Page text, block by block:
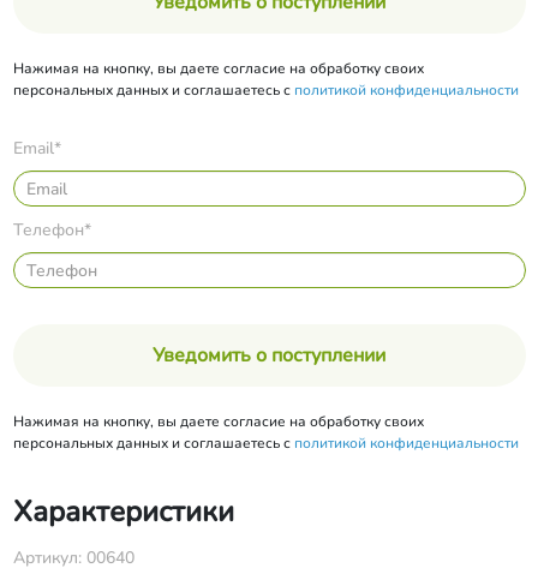
Нажимая на кнопку, вы даете согласие на обработку своих
персональных данных и соглашаетесь с политикой конфиденциальности
Email*
Телефон*
Уведомить о поступлении
Нажимая на кнопку, вы даете согласие на обработку своих
персональных данных и соглашаетесь с политикой конфиденциальности
Характеристики
Артикул: 00640